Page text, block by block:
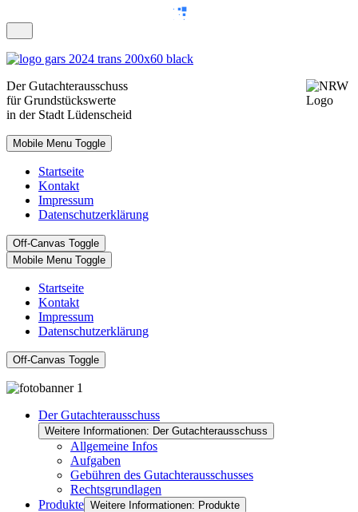
DerGutachterausschuss
für Grundstückswerte
in der Stadt Lüdenscheid
Mobile Menu Toggle
Startseite
Kontakt
Impressum
Datenschutzerklärung
Off-Canvas Toggle
Mobile Menu Toggle
Startseite
Kontakt
Impressum
Datenschutzerklärung
Off-Canvas Toggle
Der Gutachterausschuss
Weitere Informationen: Der Gutachterausschuss
Allgemeine Infos
Aufgaben
Gebühren des Gutachterausschusses
Rechtsgrundlagen
Produkte Weitere Informationen: Produkte